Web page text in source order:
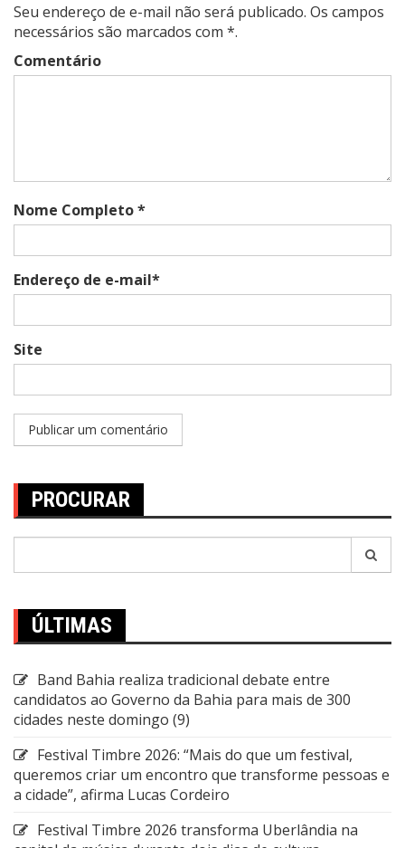
Seu endereço de e-mail não será publicado. Os campos
necessários são marcados com *.
Comentário
Nome Completo *
Endereço de e-mail*
Site
PROCURAR
ÚLTIMAS
Band Bahia realiza tradicional debate entre
candidatos ao Governo da Bahia para mais de 300
cidades neste domingo (9)
Festival Timbre 2026: “Mais do que um festival,
queremos criar um encontro que transforme pessoas e
a cidade”, afirma Lucas Cordeiro
Festival Timbre 2026 transforma Uberlândia na